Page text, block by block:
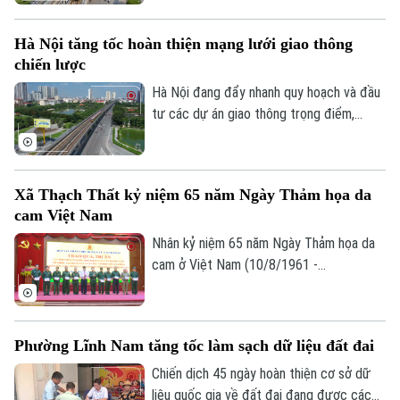
hướng giao thông công cộng - TOD. Đây
thông với quy hoạch đô thị, khai thác hiệu
quả quỹ đất và từng bước hình thành
Hà Nội tăng tốc hoàn thiện mạng lưới giao thông
chiến lược
Hà Nội đang đẩy nhanh quy hoạch và đầu
tư các dự án giao thông trọng điểm,
sắt đô thị, kỳ vọng sẽ tạo động lực phát
ùn tắc giao thông của Thủ đô.
Xã Thạch Thất kỷ niệm 65 năm Ngày Thảm họa da
cam Việt Nam
Nhân kỷ niệm 65 năm Ngày Thảm họa da
cam ở Việt Nam (10/8/1961 -
độc da cam trên địa bàn.
Phường Lĩnh Nam tăng tốc làm sạch dữ liệu đất đai
Chiến dịch 45 ngày hoàn thiện cơ sở dữ
liệu quốc gia về đất đai đang được các